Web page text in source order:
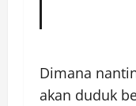
Dimana
akan duduk